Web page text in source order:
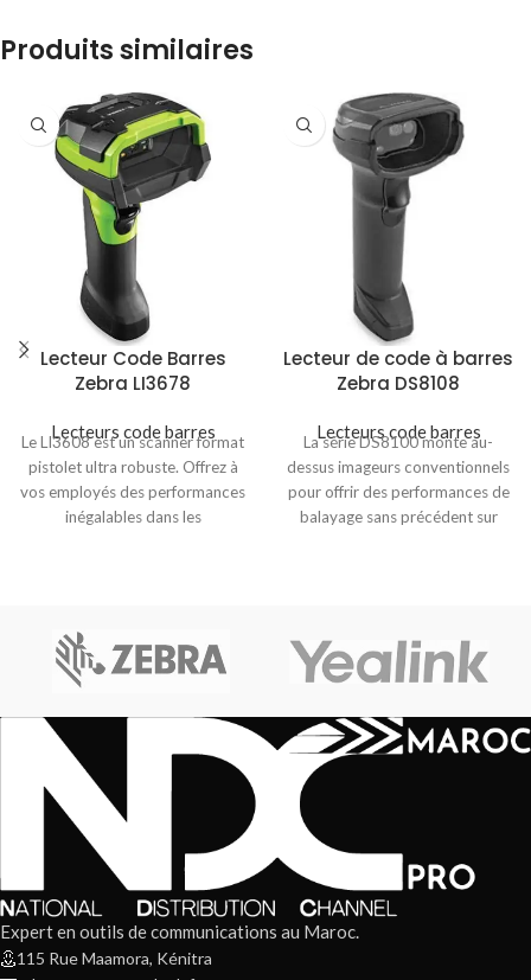
Produits similaires
Lecteur Code Barres
Zebra LI3678
Lecteurs code barres
Le LI3608 est un scanner format
pistolet ultra robuste. Offrez à
vos employés des performances
inégalables dans les
Lecteur de code à barres
Zebra DS8108
Lecteurs code barres
La série DS8100 monte au-
dessus imageurs conventionnels
pour offrir des performances de
balayage sans précédent sur
Expert en outils de communications au Maroc.
115 Rue Maamora, Kénitra